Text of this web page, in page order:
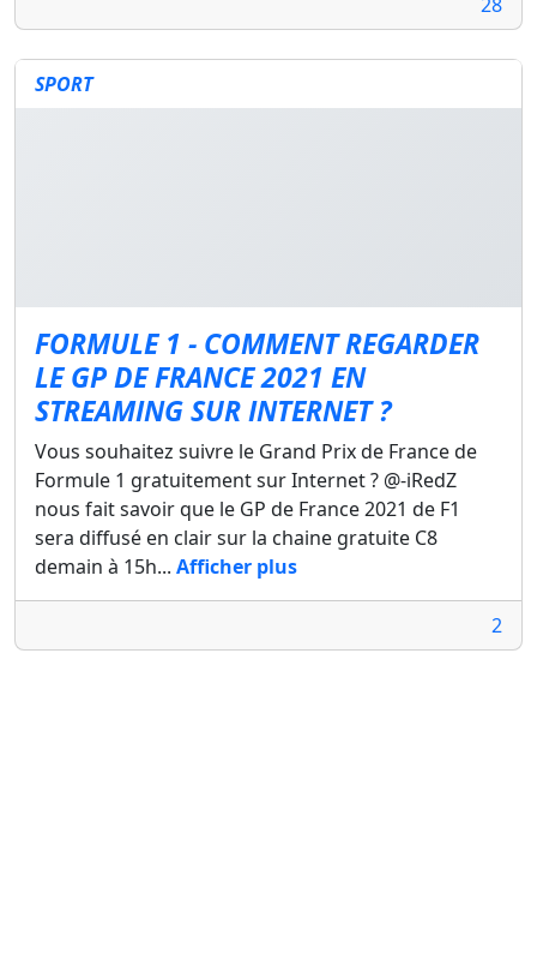
SPORT
FORMULE 1 - COMMENT REGARDER
LE GP DE FRANCE 2021 EN
STREAMING SUR INTERNET ?
Vous souhaitez suivre le Grand Prix de France de
Formule 1 gratuitement sur Internet ? @-iRedZ
nous fait savoir que le GP de France 2021 de F1
sera diffusé en clair sur la chaine gratuite C8
demain à 15h... Afficher plus
2